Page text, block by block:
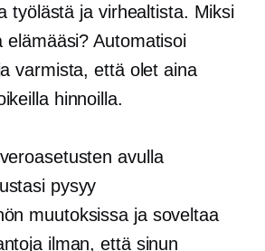
työlästä ja virhealtista. Miksi
elämääsi? Automatisoi
varmista, että olet aina
hinnoilla.
avulla
pysyy
muutoksissa ja soveltaa
ilman, että sinun